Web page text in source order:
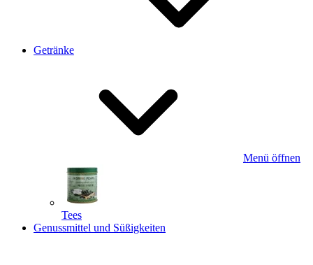
Getränke
Menü öffnen
Tees
Genussmittel und Süßigkeiten